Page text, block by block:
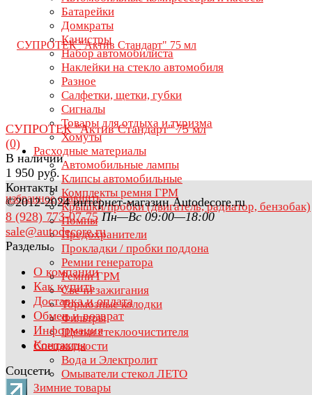
Батарейки
Домкраты
Канистры
Набор автомобилиста
Наклейки на стекло автомобиля
Разное
Салфетки, щетки, губки
Сигналы
Товары для отдыха и туризма
Хомуты
Расходные материалы
Автомобильные лампы
Клипсы автомобильные
Комплекты ремня ГРМ
Крышки/пробки (двигатель, радиатор, бензобак)
Помпы
Предохранители
Прокладки / пробки поддона
Ремни генератора
Ремни ГРМ
Свечи зажигания
Тормозные колодки
Фильтры
Щетки стеклоочистителя
Спецжидкости
Вода и Электролит
Омыватели стекол ЛЕТО
Зимние товары
избранное сравнить
СУПРОТЕК "Актив Стандарт" 75 мл
(0)
В наличии
1 950 руб.
Контакты
©2012-2024 интернет-магазин Autodecore.ru
8 (928) 773-07-75 Пн—Вс 09:00—18:00
sale@autodecore.ru
Разделы
О компании
Как купить
Доставка и оплата
Обмен и возврат
Информация
Контакты
Соцсети